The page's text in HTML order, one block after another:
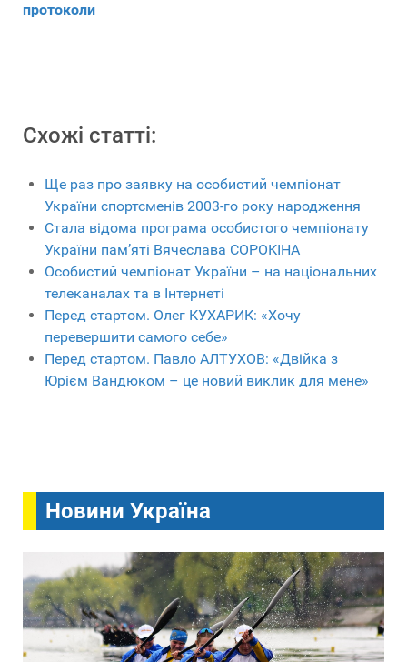
протоколи
Схожі статті:
Ще раз про заявку на особистий чемпіонат
України спортсменів 2003-го року народження
Стала відома програма особистого чемпіонату
України пам’яті Вячеслава СОРОКІНА
Особистий чемпіонат України – на національних
телеканалах та в Інтернеті
Перед стартом. Олег КУХАРИК: «Хочу
перевершити самого себе»
Перед стартом. Павло АЛТУХОВ: «Двійка з
Юрієм Вандюком – це новий виклик для мене»
Новини Україна